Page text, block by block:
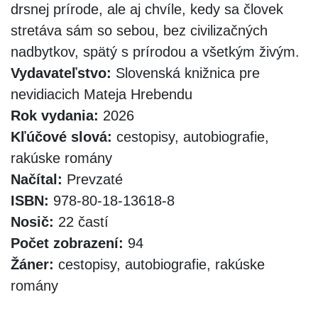
drsnej prírode, ale aj chvíle, kedy sa človek
stretáva sám so sebou, bez civilizačných
nadbytkov, spätý s prírodou a všetkým živým.
Vydavateľstvo: Slovenská knižnica pre
nevidiacich Mateja Hrebendu
Rok vydania: 2026
Kľúčové slová: cestopisy, autobiografie,
rakúske romány
Načítal: Prevzaté
ISBN: 978-80-18-13618-8
Nosič: 22 častí
Počet zobrazení: 94
Žáner: cestopisy, autobiografie, rakúske
romány